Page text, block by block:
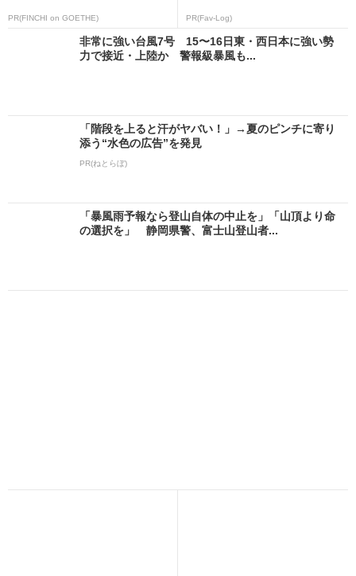
PR(FINCHI on GOETHE) PR(Fav-Log)
非常に強い台風7号 15〜16日東・西日本に強い勢
力で接近・上陸か 警報級暴風も...
「階段を上ると汗がヤバい！」→夏のピンチに寄り
添う“水色の広告”を発見
PR(ねとらぼ)
「暴風雨予報なら登山自体の中止を」「山頂より命
の選択を」 静岡県警、富士山登山者...